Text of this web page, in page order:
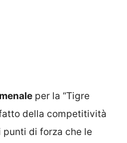
per la “Tigre
della competitività
punti di forza che le